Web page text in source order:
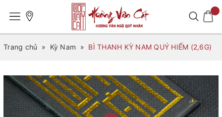
Trang chủ » Kỳ Nam » BÌ THANH KỲ NAM QUÝ HIẾM (2,6G)